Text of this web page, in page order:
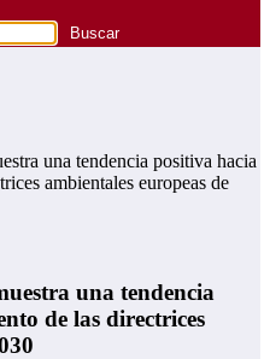
una tendencia positiva hacia
ambientales europeas de
una tendencia
de las directrices